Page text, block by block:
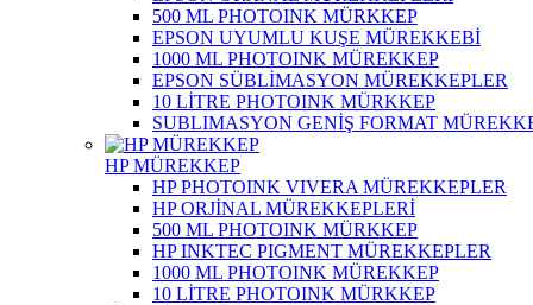
500 ML PHOTOINK MÜRKKEP
EPSON UYUMLU KUŞE MÜREKKEBİ
1000 ML PHOTOINK MÜREKKEP
EPSON SÜBLİMASYON MÜREKKEPLER
10 LİTRE PHOTOINK MÜRKKEP
SUBLIMASYON GENİŞ FORMAT
HP MÜREKKEP
HP PHOTOINK VIVERA MÜREKKEPLER
HP ORJİNAL MÜREKKEPLERİ
500 ML PHOTOINK MÜRKKEP
HP INKTEC PIGMENT MÜREKKEPLER
1000 ML PHOTOINK MÜREKKEP
10 LİTRE PHOTOINK MÜRKKEP